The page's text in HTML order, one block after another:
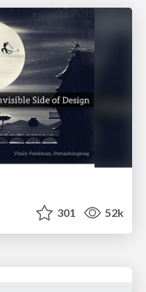
301 52k